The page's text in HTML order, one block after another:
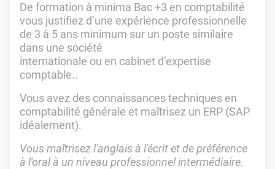
De formation à minima Bac +3 en comptabilité
vous justifiez d’une expérience professionnelle
de 3 à 5 ans minimum sur un poste similaire
dans une société
internationale ou en cabinet d’expertise
comptable..
Vous avez des connaissances techniques en
comptabilité générale et maîtrisez un ERP (SAP
idéalement).
Vous maîtrisez l'anglais à l'écritet de préférence
à l'oral à un niveau professionnel intermédiaire.